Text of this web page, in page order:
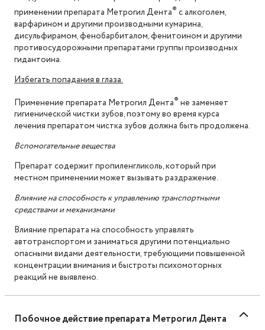
применении препарата Метрогил Дента® с алкоголем,
варфарином и другими производными кумарина,
дисульфирамом, фенобарбиталом, фенитоином и другими
противосудорожными препаратами группы производных
гидантоина.
Избегать попадания в глаза.
Применение препарата Метрогил Дента® не заменяет
гигиенической чистки зубов, поэтому во время курса
лечения препаратом чистка зубов должна быть продолжена.
Вспомогательные вещества
Препарат содержит пропиленгликоль, который при
местном применении может вызывать раздражение.
Влияние на способность к управлению транспортными
средствами и механизмами
Влияние препарата на способность управлять
автотранспортом и заниматься другими потенциально
опасными видами деятельности, требующими повышенной
концентрации внимания и быстроты психомоторных
реакций не выявлено.
Побочное действие препарата Метрогил Дента